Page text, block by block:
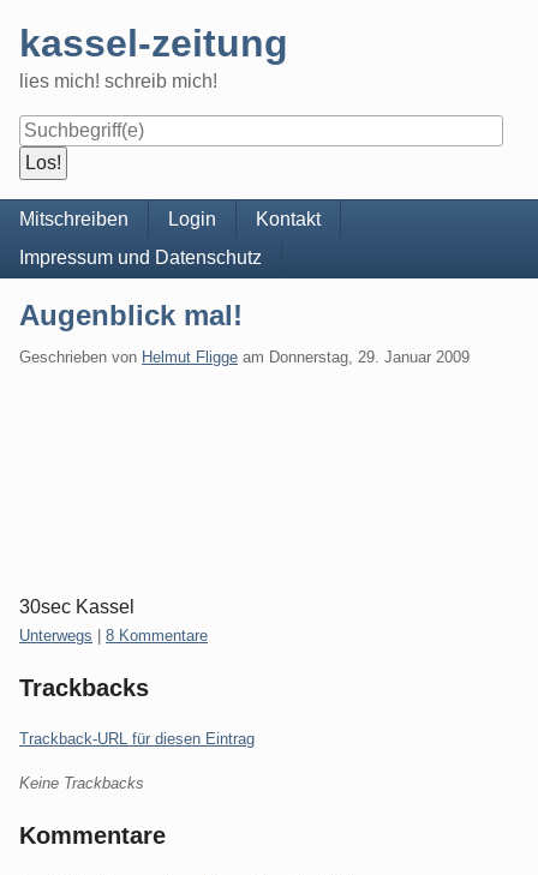
content
kassel-zeitung
lies mich! schreib mich!
Navigation
Mitschreiben Login
Kontakt
Impressum und Datenschutz
Augenblick mal!
Geschrieben von Helmut Fligge am Donnerstag, 29. Januar 2009
30sec Kassel
Kategorien:
Unterwegs 8 Kommentare
Trackbacks
Trackback-URL für diesen Eintrag
Keine Trackbacks
Kommentare